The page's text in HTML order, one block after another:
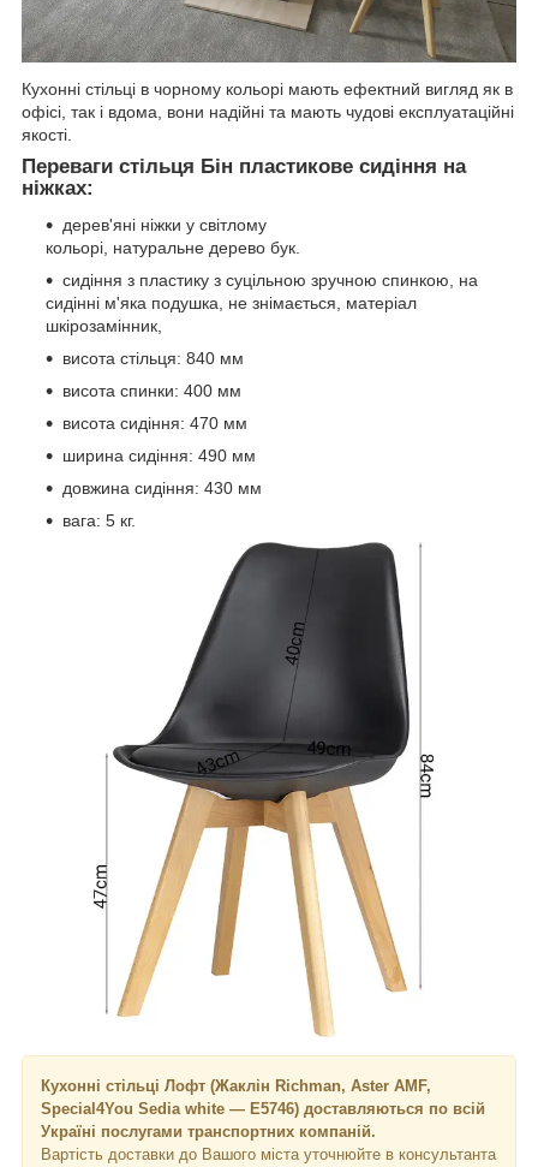
Кухонні стільці в чорному кольорі мають ефектний вигляд як в
офісі, так і вдома, вони надійні та мають чудові експлуатаційні
якості.
Переваги стільця Бін пластикове сидіння на
ніжках:
дерев'яні ніжки у світлому
кольорі, натуральне дерево бук.
сидіння з пластику з суцільною зручною спинкою, на
сидінні м'яка подушка, не знімається, матеріал
шкірозамінник,
висота стільця: 840 мм
висота спинки: 400 мм
висота сидіння: 470 мм
ширина сидіння: 490 мм
довжина сидіння: 430 мм
вага: 5 кг.
Кухонні стільці Лофт (Жаклін Richman, Aster AMF,
Special4You Sedia white — E5746) доставляються по всій
Україні послугами транспортних компаній.
Вартість доставки до Вашого міста уточнюйте в консультанта